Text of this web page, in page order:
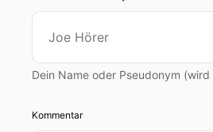
Dein Name oder Pseudonym
Kommentar